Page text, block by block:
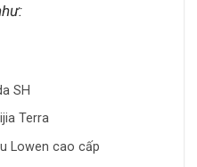
SH
Terra
Lowen cao cấp